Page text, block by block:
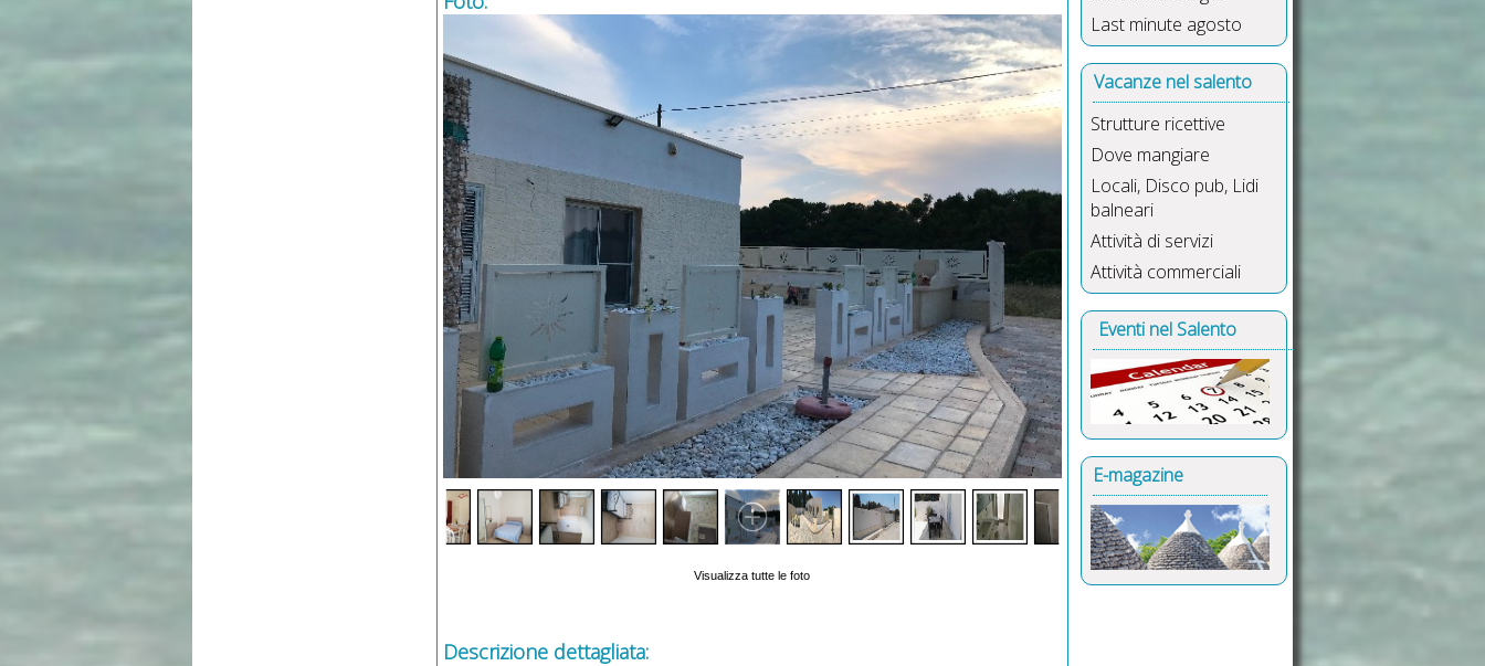
Visualizza tutte le foto
Descrizione dettagliata:
Last minute agosto
Vacanze nel salento
Strutture ricettive
Dove mangiare
Locali, Disco pub, Lidi
balneari
Attività di servizi
Attività commerciali
Eventi nel Salento
E-magazine